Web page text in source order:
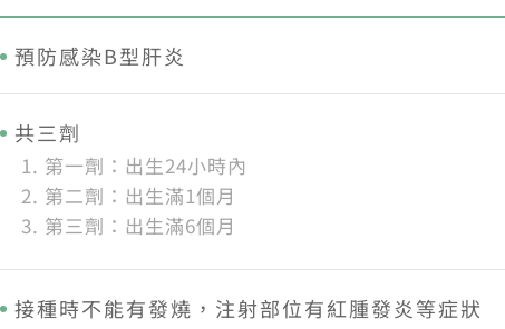
預防感染B型肝炎
共三劑
第一劑：出生24小時內
第二劑：出生滿1個月
第三劑：出生滿6個月
接種時不能有發燒，注射部位有紅腫發炎等症狀